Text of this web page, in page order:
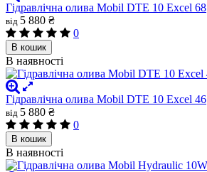
Гідравлічна олива Mobil DTE 10 Excel 68
від 5 880 ₴
0
В кошик
В наявності
Гідравлічна олива Mobil DTE 10 Excel 46
від 5 880 ₴
0
В кошик
В наявності